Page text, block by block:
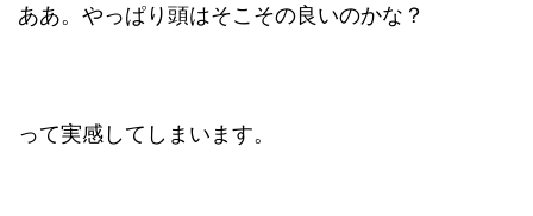
ああ。やっぱり頭はそこその良いのかな？
って実感してしまいます。